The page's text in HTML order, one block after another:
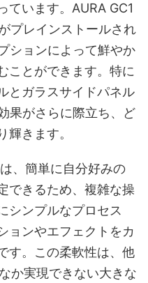
ています。AURA GC1
プレインストールされ
ションによって鮮やか
ことができます。特に
とガラスサイドパネル
果がさらに際立ち、ど
輝きます。
、簡単に自分好みの
できるため、複雑な操
シンプルなプロセス
ョンやエフェクトをカ
す。この柔軟性は、他
か実現できない大きな